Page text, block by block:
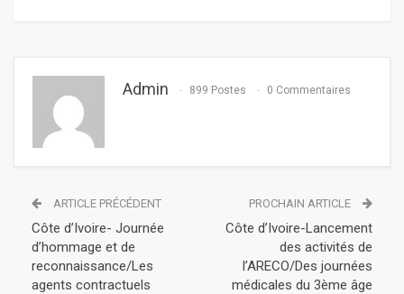
Admin 899 Postes 0 Commentaires
ARTICLE PRÉCÉDENT
Côte d’Ivoire- Journée
d’hommage et de
reconnaissance/Les
agents contractuels
PROCHAIN ARTICLE
Côte d’Ivoire-Lancement
des activités de
l’ARECO/Des journées
médicales du 3ème âge